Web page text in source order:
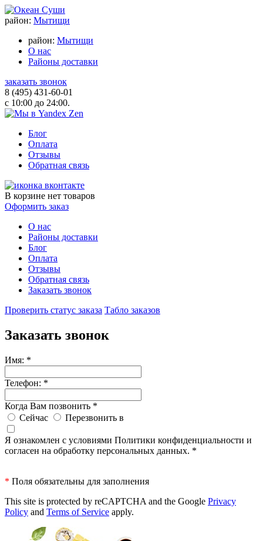
район: Мытищи
район: Мытищи
О нас
Районы доставки
заказать звонок
8 (495) 431-60-01
с 10:00 до 24:00.
Блог
Оплата
Отзывы
Обратная связь
В корзине нет товаров
Оформить заказ
О нас
Районы доставки
Блог
Оплата
Отзывы
Обратная связь
Заказать звонок
Проверить статус заказа Табло заказов
Заказать звонок
Имя: *
Телефон: *
Когда Вам позвонить *
Сейчас
Перезвонить в
Я ознакомлен с условиями Политики конфиденциальности и
согласен на обработку персональных данных. *
* Поля обязательны для заполнения
This site is protected by reCAPTCHA and the Google Privacy
Policy and Terms of Service apply.